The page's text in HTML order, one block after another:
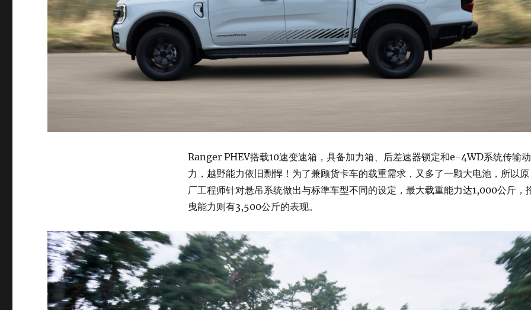
Ranger PHEV搭载10速变速箱，具备加力箱、后差速器锁定和e-4WD系统传输动
力，越野能力依旧剽悍！为了兼顾货卡车的载重需求，又多了一颗大电池，所以原
厂工程师针对悬吊系统做出与标準车型不同的设定，最大载重能力达1,000公斤，
曳能力则有3,500公斤的表现。